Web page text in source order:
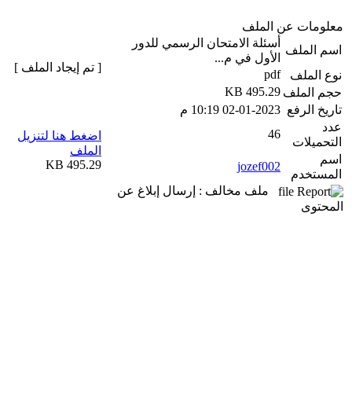
معلومات عن الملف
اسم الملف
أسئلة الامتحان الرسمي للدور
الأول في م...
نوع الملف
pdf
حجم الملف 495.29 KB
تاريخ الرفع 02-01-2023 10:19 م
عدد
التحميلات
46
اسم
المستخدم
jozef002
ملف مخالف : إرسال إبلاغ عن
المحتوى
[ تم إيجاد الملف ]
اضغط هنا لتنزيل
الملف
495.29 KB